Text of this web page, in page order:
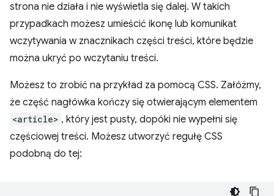
strona nie działa i nie wyświetla się dalej. W takich
przypadkach możesz umieścić ikonę lub komunikat
wczytywania w znacznikach części treści, które będzie
można ukryć po wczytaniu treści.
Możesz to zrobić na przykład za pomocą CSS. Załóżmy,
że część nagłówka kończy się otwierającym elementem
<article> , który jest pusty, dopóki nie wypełni się
częściowej treści. Możesz utworzyć regułę CSS
podobną do tej: